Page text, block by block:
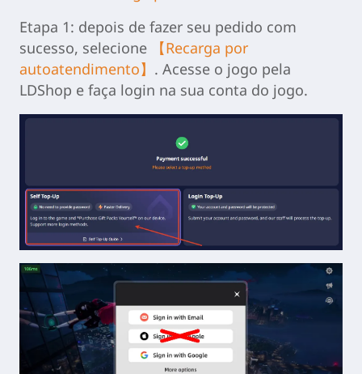
Etapa 1: depois de fazer seu pedido com
sucesso, selecione
【Recarga por
autoatendimento】 . Acesse o jogo pela
LDShop e faça login na sua conta do jogo.